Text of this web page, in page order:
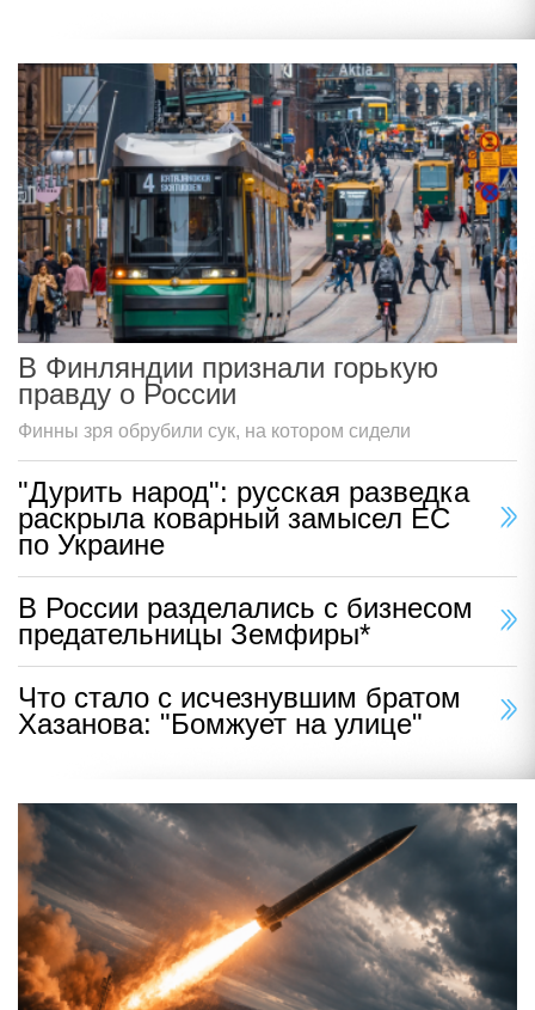
В Финляндии признали горькую
правду о России
Финны зря обрубили сук, на котором сидели
"Дурить народ": русская разведка
раскрыла коварный замысел ЕС
по Украине
В России разделались с бизнесом
предательницы Земфиры*
Что стало с исчезнувшим братом
Хазанова: "Бомжует на улице"